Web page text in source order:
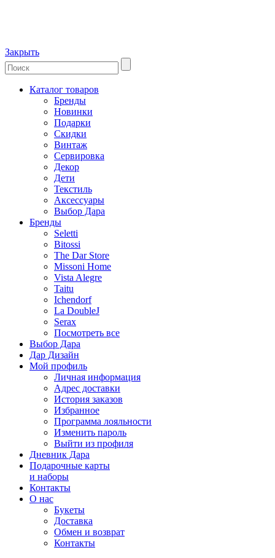
Закрыть
Каталог товаров
Бренды
Новинки
Подарки
Скидки
Винтаж
Сервировка
Декор
Дети
Текстиль
Аксессуары
Выбор Дара
Бренды
Seletti
Bitossi
The Dar Store
Missoni Home
Vista Alegre
Taitu
Ichendorf
La DoubleJ
Serax
Посмотреть все
Выбор Дара
Дар Дизайн
Мой профиль
Личная информация
Адрес доставки
История заказов
Избранное
Программа лояльности
Изменить пароль
Выйти из профиля
Дневник Дара
Подарочные карты
и наборы
Контакты
О нас
Букеты
Доставка
Обмен и возврат
Контакты